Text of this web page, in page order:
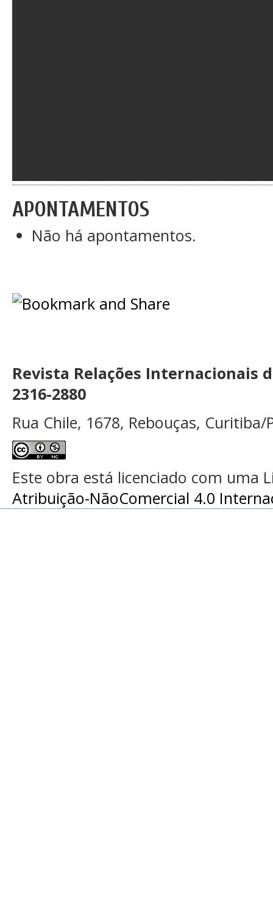
APONTAMENTOS
Não há apontamentos.
Revista Relações Internacionais
2316-2880
Rua Chile, 1678, Rebouças, Curitiba/
Este obra está licenciado com uma
Atribuição-NãoComercial 4.0